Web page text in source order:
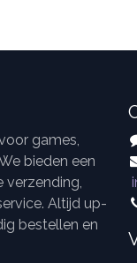
games,
bieden een
verzending,
Altijd up-
bestellen en